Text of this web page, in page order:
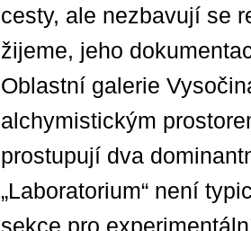
cesty, ale nezbavují se
žijeme, jeho
Oblastní galerie
alchymistickým
prostupují dva
„Laboratorium“ není
sekce pro